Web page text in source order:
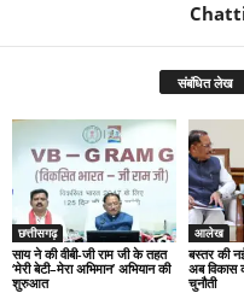
संबंधित लेख
छत्तीसगढ़
साय ने की वीबी-जी राम जी के तहत
‘मेरी बेटी–मेरा अभिमान’ अभियान की
शुरुआत
आलेख
बस्तर की
अब विकास
चुनौती